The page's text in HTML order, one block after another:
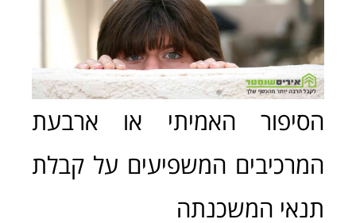
הסיפור האמיתי או ארבעת
המרכיבים המשפיעים על קבלת
תנאי המשכנתה